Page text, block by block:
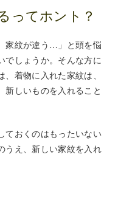
ってホント？
家紋が違う…」と頭を悩
でしょうか。そんな方に
、着物に入れた家紋は、
新しいものを入れること
ておくのはもったいない
うえ、新しい家紋を入れ